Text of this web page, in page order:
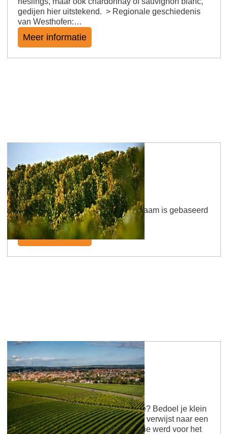
gedijen hier uitstekend. > Regionale geschiedenis
van Westhofen:…
Meer informatie
Wolfsheimer Götzenborn
Aangenomen wordt dat de locatienaam is gebaseerd
op de naam van een persoon.
Meer informatie
Wöllsteiner Äffchen
Schattige aap? Mooie iepen! Aapje? Bedoel je klein
aapje? Een grappige naam die niet verwijst naar een
dier, maar naar een boom. De locatie werd voor het